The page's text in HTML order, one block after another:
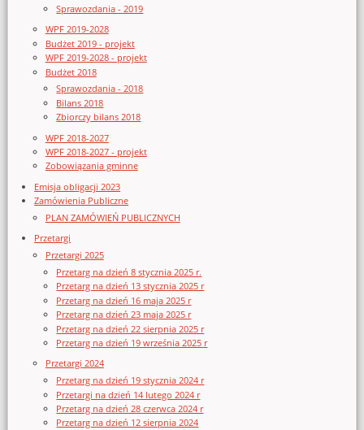
Sprawozdania - 2019
WPF 2019-2028
Budżet 2019 - projekt
WPF 2019-2028 - projekt
Budżet 2018
Sprawozdania - 2018
Bilans 2018
Zbiorczy bilans 2018
WPF 2018-2027
WPF 2018-2027 - projekt
Zobowiązania gminne
Emisja obligacji 2023
Zamówienia Publiczne
PLAN ZAMÓWIEŃ PUBLICZNYCH
Przetargi
Przetargi 2025
Przetarg na dzień 8 stycznia 2025 r.
Przetarg na dzień 13 stycznia 2025 r
Przetarg na dzień 16 maja 2025 r
Przetarg na dzień 23 maja 2025 r
Przetarg na dzień 22 sierpnia 2025 r
Przetarg na dzień 19 września 2025 r
Przetargi 2024
Przetarg na dzień 19 stycznia 2024 r
Przetargi na dzień 14 lutego 2024 r
Przetarg na dzień 28 czerwca 2024 r
Przetarg na dzień 12 sierpnia 2024